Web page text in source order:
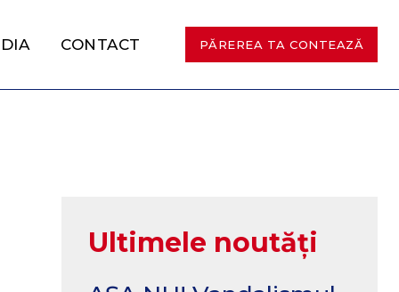
CONTACT PĂREREA TA CONTEAZĂ
Ultimele noutăți